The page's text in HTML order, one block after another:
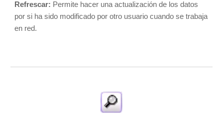
Refrescar: Permite hacer una actualización de los datos
por si ha sido modificado por otro usuario cuando se trabaja
en red.